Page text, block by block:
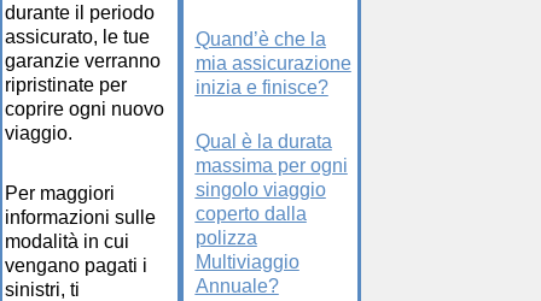
durante il periodo
assicurato, le tue
garanzie verranno
ripristinate per
coprire ogni nuovo
viaggio.
Per maggiori
informazioni sulle
modalità in cui
vengano pagati i
sinistri, ti
Quand’è che la
mia assicurazione
inizia e finisce?
Qual è la durata
massima per ogni
singolo viaggio
coperto dalla
polizza
Multiviaggio
Annuale?